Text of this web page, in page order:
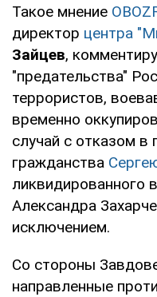
Такое мнение
директор центра
Зайцев,
"предательства"
террористов,
временно
случай с отказом в
гражданства
ликвидированного
Александра
исключением.
Со стороны
направленные